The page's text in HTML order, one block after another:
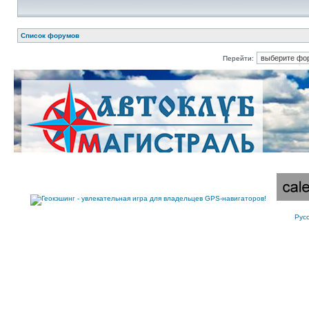
Список форумов
Перейти: